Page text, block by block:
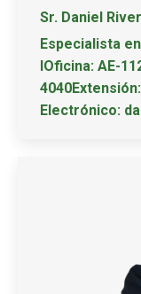
Sr. Daniel
Especialista
IOficina: AE-
Electrónico: